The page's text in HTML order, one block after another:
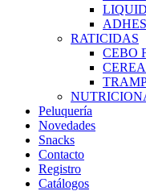
RATICIDAS
CEBO
Peluquería
Novedades
Snacks
Contacto
Registro
Catálogos